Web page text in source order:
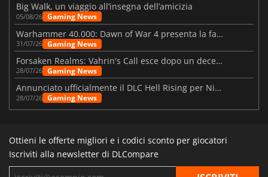
Big Walk, un viaggio all’insegna dell’amicizia
05/08/26 Gaming News
Warhammer 40.000: Dawn of War 4 presenta la fazione dei Necron
31/07/26 Gaming News
Forsaken Realms: Vahrin's Call esce dopo un decennio di sviluppo
28/07/26 Gaming News
Annunciato ufficialmente il DLC Hell Rising per Nioh 3
28/07/26 Gaming News
Ottieni le offerte migliori e i codici sconto per giocatori
Iscriviti alla newsletter di DLCompare